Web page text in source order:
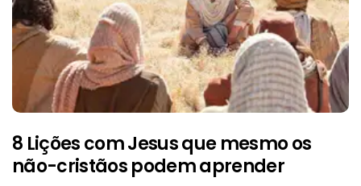
8 Lições com Jesus que mesmo os
não-cristãos podem aprender